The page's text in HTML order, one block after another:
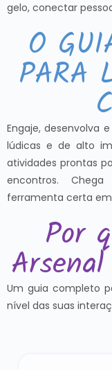
gelo, conectar
O
PARA
Engaje, desenvolva
lúdicas e de alto
atividades prontas
encontros.
ferramenta certa
Por
Um guia completo
nível das suas